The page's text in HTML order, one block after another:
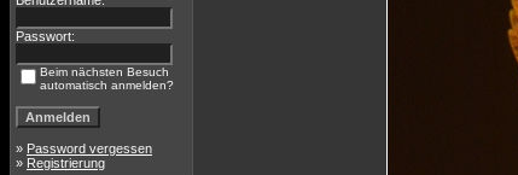
Passwort:
Beim nächsten Besuch
automatisch anmelden?
» Password vergessen
» Registrierung